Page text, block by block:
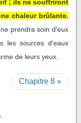
; ils ne souffriront
chaleur brûlante.
prendra soin d'eux
les sources d'eaux
de leurs yeux.
Chapitre 8 »